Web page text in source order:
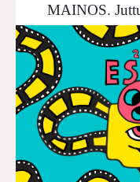
MAINOS.